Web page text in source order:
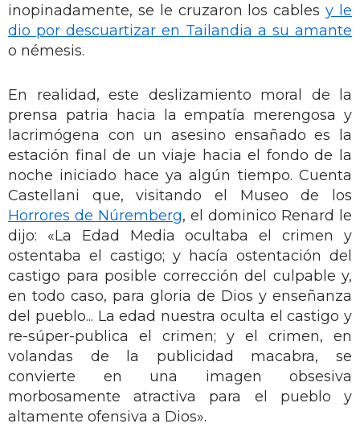
inopinadamente, se le cruzaron los cablesy le
dio por descuartizar en Tailandia a su amante
o némesis.
En realidad, este deslizamiento moral de la
prensa patria hacia la empatía merengosa y
lacrimógena con un asesino ensañado es la
estación final de un viaje hacia el fondo de la
noche iniciado hace ya algún tiempo. Cuenta
Castellani que, visitando el Museo de los
Horrores de Núremberg, el dominico Renard le
dijo: «La Edad Media ocultaba el crimen y
ostentaba el castigo; y hacía ostentación del
castigo para posible corrección del culpable y,
en todo caso, para gloria de Dios y enseñanza
del pueblo... La edad nuestra oculta el castigo y
re-súper-publica el crimen; y el crimen, en
volandas de la publicidad macabra, se
convierte en una imagen obsesiva
morbosamente atractiva para el pueblo y
altamente ofensiva a Dios».